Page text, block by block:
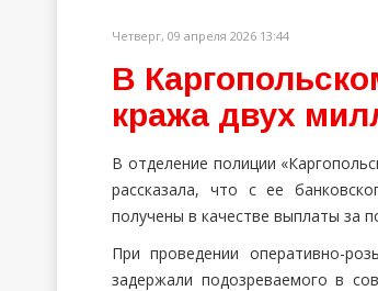
Четверг, 09 апреля 2026 13:44
В
кража двух
В отделение полиции
рассказала, что с ее
получены в качестве выплаты за
При проведении оперативно-
задержали подозреваемого в